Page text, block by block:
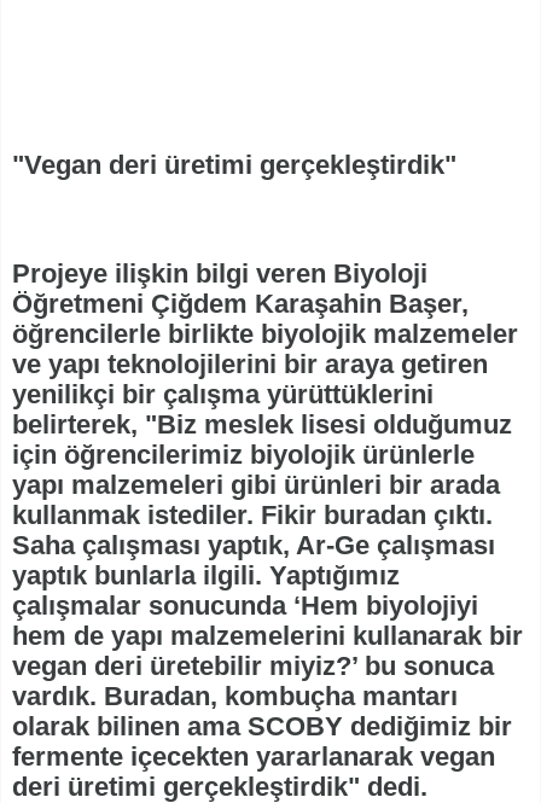
"Vegan deri üretimi gerçekleştirdik"
Projeye ilişkin bilgi veren Biyoloji
Öğretmeni Çiğdem Karaşahin Başer,
öğrencilerle birlikte biyolojik malzemeler
ve yapı teknolojilerini bir araya getiren
yenilikçi bir çalışma yürüttüklerini
belirterek, "Biz meslek lisesi olduğumuz
için öğrencilerimiz biyolojik ürünlerle
yapı malzemeleri gibi ürünleri bir arada
kullanmak istediler. Fikir buradan çıktı.
Saha çalışması yaptık, Ar-Ge çalışması
yaptık bunlarla ilgili. Yaptığımız
çalışmalar sonucunda ‘Hem biyolojiyi
hem de yapı malzemelerini kullanarak bir
vegan deri üretebilir miyiz?’ bu sonuca
vardık. Buradan, kombuçha mantarı
olarak bilinen ama SCOBY dediğimiz bir
fermente içecekten yararlanarak vegan
deri üretimi gerçekleştirdik" dedi.